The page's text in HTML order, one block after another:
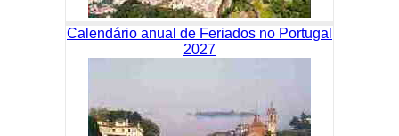
Calendário anual de Feriados no Portugal
2027